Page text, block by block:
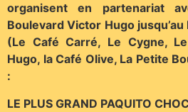
organisent en partenariat
Boulevard Victor Hugo
(Le Café Carré, Le Cygne,
Hugo, la Café Olive, La Petite
:
LE PLUS GRAND PAQUITO